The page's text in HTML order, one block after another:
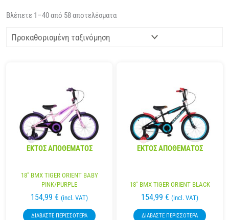
Βλέπετε 1–40 από 58 αποτελέσματα
ΕΚΤΌΣ ΑΠΟΘΈΜΑΤΟΣ
18″ BMX TIGER ORIENT BABY
PINK/PURPLE
154,99 € (incl. VAT)
ΔΙΑΒΆΣΤΕ ΠΕΡΙΣΣΌΤΕΡΑ
ΕΚΤΌΣ ΑΠΟΘΈΜΑΤΟΣ
18″ BMX TIGER ORIENT BLACK
154,99 € (incl. VAT)
ΔΙΑΒΆΣΤΕ ΠΕΡΙΣΣΌΤΕΡΑ